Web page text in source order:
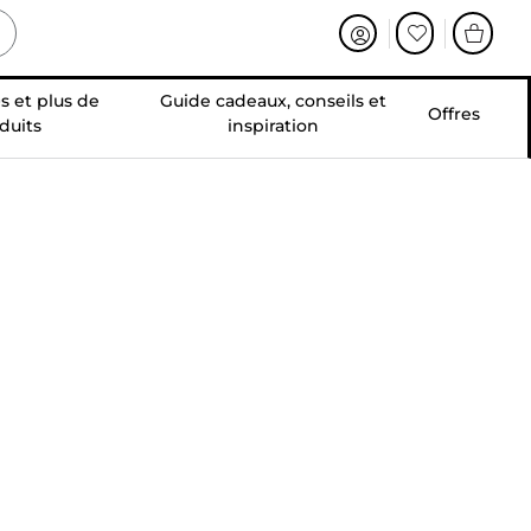
et plus de
Guide cadeaux, conseils et
inspiration
Offres